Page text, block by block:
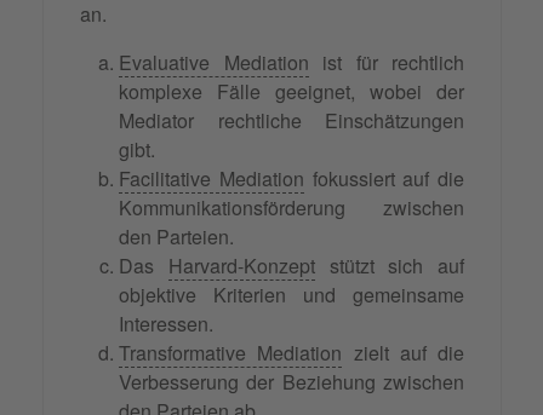
an.
Evaluative Mediation ist für rechtlich
komplexe Fälle geeignet, wobei der
Mediator rechtliche Einschätzungen
gibt.
Facilitative Mediation fokussiert auf die
Kommunikationsförderung zwischen
den Parteien.
Das Harvard-Konzeptstützt sich auf
objektive Kriterien und gemeinsame
Interessen.
Transformative Mediation zielt auf die
Verbesserung der Beziehung zwischen